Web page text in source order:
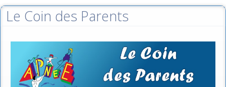
Le Coin des Parents